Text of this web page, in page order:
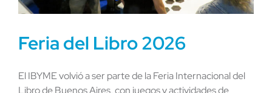
Feria del Libro 2026
El IBYME volvió a ser parte de la Feria Internacional del
Libro de Buenos Aires, con juegos y actividades de